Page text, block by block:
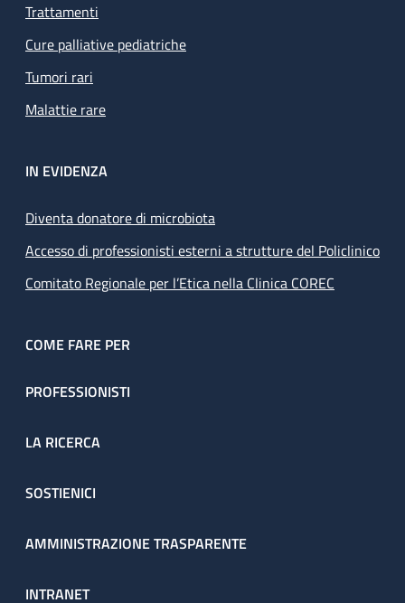
Trattamenti
Cure palliative pediatriche
Tumori rari
Malattie rare
IN EVIDENZA
Diventa donatore di microbiota
Accesso di professionisti esterni a strutture del Policlinico
Comitato Regionale per l’Etica nella Clinica COREC
COME FARE PER
PROFESSIONISTI
LA RICERCA
SOSTIENICI
AMMINISTRAZIONE TRASPARENTE
INTRANET